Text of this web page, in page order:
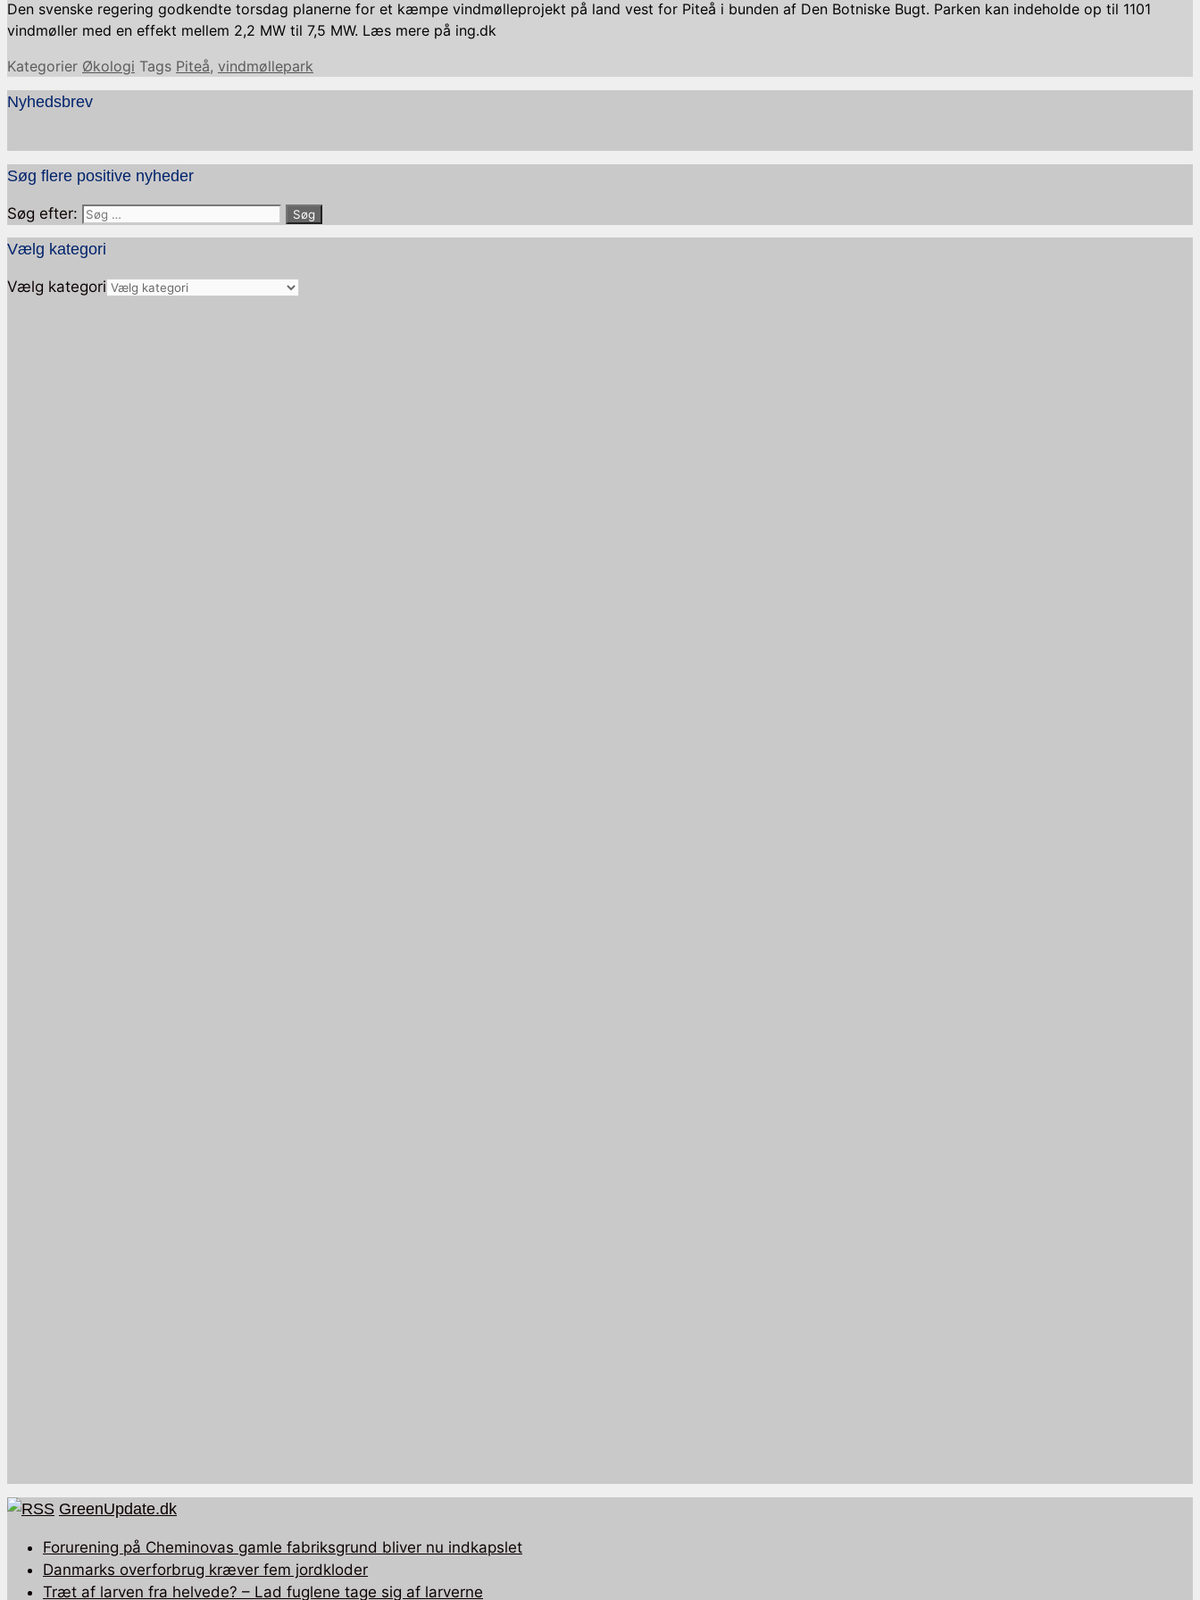
Den svenske regering godkendte torsdag planerne for et kæmpe vindmølleprojekt på land vest for Piteå i bunden af Den Botniske Bugt. Parken kan indeholde op til 1101
vindmøller med en effekt mellem 2,2 MW til 7,5 MW. Læs mere på ing.dk
Kategorier Økologi Tags Piteå, vindmøllepark
Nyhedsbrev
Søg flere positive nyheder
Søg efter:
Vælg kategori
Vælg kategori
GreenUpdate.dk
Forurening på Cheminovas gamle fabriksgrund bliver nu indkapslet
Danmarks overforbrug kræver fem jordkloder
Træt af larven fra helvede? – Lad fuglene tage sig af larverne